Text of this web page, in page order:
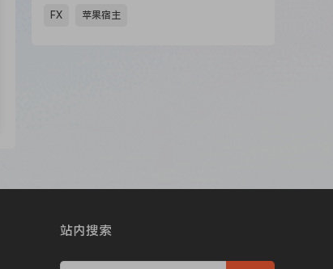
FX 苹果宿主
站内搜索